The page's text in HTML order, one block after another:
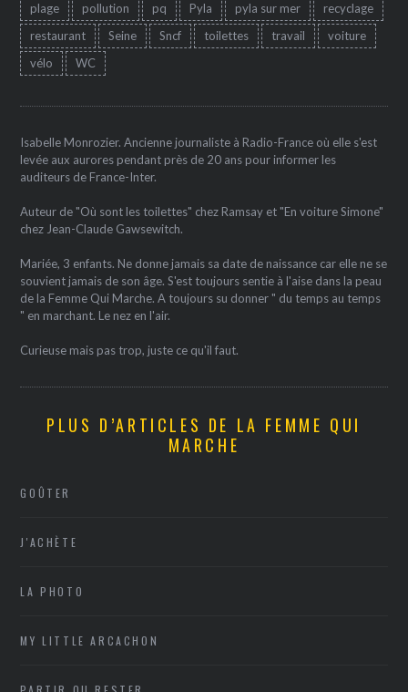
plage
pollution pq Pyla pyla sur mer
recyclage
restaurant
Seine Sncf toilettes travail
voiture
vélo
WC
Isabelle Monrozier. Ancienne journaliste à Radio-France où elle s'est
levée aux aurores pendant près de 20 ans pour informer les
auditeurs de France-Inter.
Auteur de "Où sont les toilettes" chez Ramsay et "En voiture Simone"
chez Jean-Claude Gawsewitch.
Mariée, 3 enfants. Ne donne jamais sa date de naissance car elle ne se
souvient jamais de son âge. S'est toujours sentie à l'aise dans la peau
de la Femme Qui Marche. A toujours su donner " du temps au temps
" en marchant. Le nez en l'air.
Curieuse mais pas trop, juste ce qu'il faut.
PLUS D’ARTICLES DE LA FEMME QUI
MARCHE
GOÛTER
J'ACHÈTE
LA PHOTO
MY LITTLE ARCACHON